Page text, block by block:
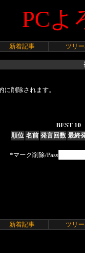
PCよ
新着記事 ツリ
に削除されます。
BEST 10
順位 名前 発言回数 最終
*マーク削除/Pass
新着記事 ツリ